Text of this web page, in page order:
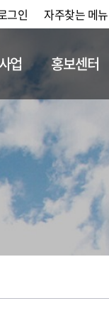
그인 자주찾는 메뉴
업 홍보센터